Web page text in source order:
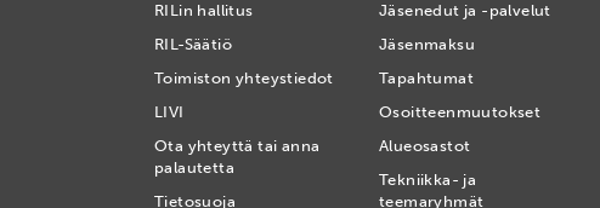
RILin hallitus
RIL-Säätiö
Toimiston yhteystiedot
LIVI
Ota yhteyttä tai anna
palautetta
Tietosuoja
Jäsenedut ja -palvelut
Jäsenmaksu
Tapahtumat
Osoitteenmuutokset
Alueosastot
Tekniikka- ja
teemaryhmät